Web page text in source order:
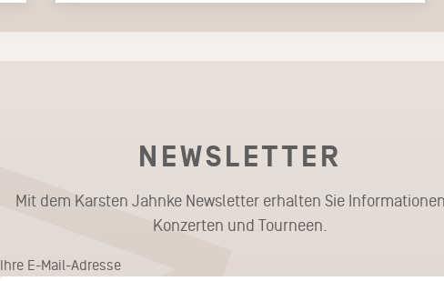
NEWSLETTER
Mit dem Karsten Jahnke Newsletter erhalten Sie
Konzerten und Tourneen.
Ihre E-Mail-Adresse